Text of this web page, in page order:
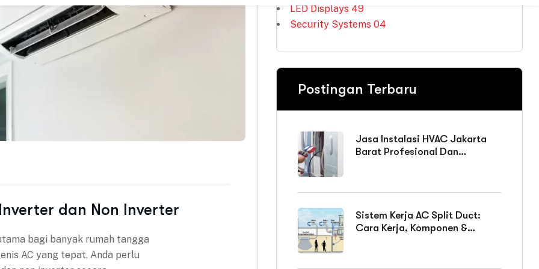
dan Non Inverter
bagi banyak rumah tangga
AC yang tepat, Anda perlu
LED Displays 49
Security Systems 04
Postingan Terbaru
Jasa Instalasi HVAC Jakarta
Barat Profesional Dan
Sistem Kerja AC Split Duct:
Cara Kerja, Komponen &